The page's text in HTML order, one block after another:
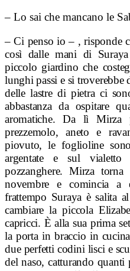
– Lo sai che mancano le
– Ci penso io – , risponde
così dalle mani di
piccolo giardino che
lunghi passi e si
delle lastre di pietra ci
abbastanza da ospitare
aromatiche. Da lì Mirza
prezzemolo, aneto e
piovuto, le foglioline
argentate e sul
pozzanghere. Mirza
novembre e comincia a
frattempo Suraya è salita
cambiare la piccola
capricci. È alla sua prima
la porta in braccio in
due perfetti codini lisci e
del naso, catturando